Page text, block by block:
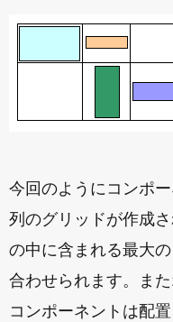
今回のようにコンポ
列のグリッドが作成
の中に含まれる最大
合わせられます。ま
コンポーネントは配